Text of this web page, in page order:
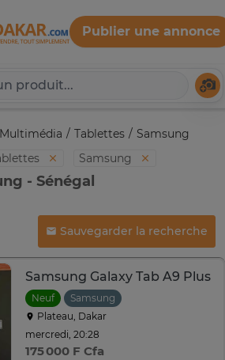
Dakar
Publier une annonce
Multimédia Tablettes
Samsung
Samsung
- Sénégal
Sauvegarder la recherche
Samsung Galaxy Tab A9 Plus
Neuf
Samsung
Plateau, Dakar
mercredi, 20:28
175 000 F Cfa